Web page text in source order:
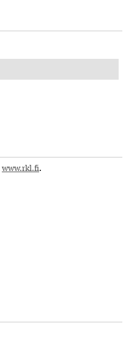
www.rkl.fi.